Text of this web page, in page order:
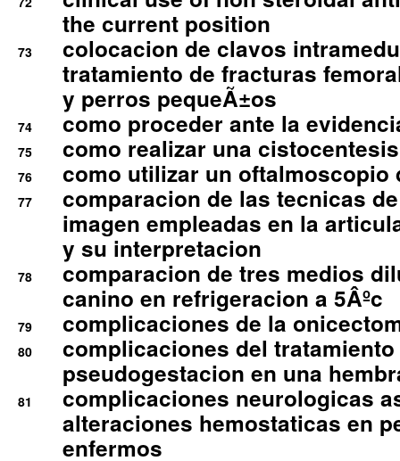
the current position
73
colocacion de clavos
tratamiento de fracturas
y perros pequeÃ±os
74 como proceder ante la
75 como realizar una
76 como utilizar un oftalmoscopio
77
comparacion de las tecnicas
imagen empleadas en la
y su interpretacion
78
comparacion de tres medios
canino en refrigeracion a 5Âºc
79 complicaciones de la
80
complicaciones del
pseudogestacion en una
81
complicaciones neurologicas
alteraciones hemostaticas en
enfermos